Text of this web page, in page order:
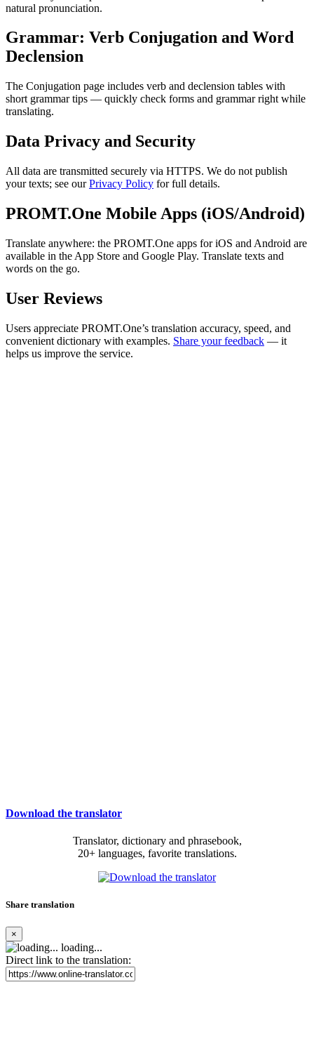
natural pronunciation.
Grammar: Verb Conjugation and Word
Declension
The Conjugation page includes verb and declension tables with
short grammar tips — quickly check forms and grammar right while
translating.
Data Privacy and Security
All data are transmitted securely via HTTPS. We do not publish
your texts; see ourPrivacy Policy for full details.
PROMT.One Mobile Apps (iOS/Android)
Translate anywhere: the PROMT.One apps for iOS and Android are
available in the App Store and Google Play. Translate texts and
words on the go.
User Reviews
Users appreciate PROMT.One’s translation accuracy, speed, and
convenient dictionary with examples. Share your feedback — it
helps us improve the service.
Download the translator
Translator, dictionary and phrasebook,
20+ languages, favorite translations.
Share translation
×
loading...
Direct link to the translation: